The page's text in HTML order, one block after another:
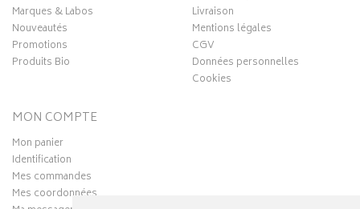
Marques & Labos
Nouveautés
Promotions
Produits Bio
Livraison
Mentions légales
CGV
Données personnelles
Cookies
MON COMPTE
Mon panier
Identification
Mes commandes
Mes coordonnées